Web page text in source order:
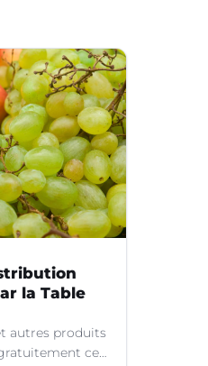
la Table
autres produits
ce